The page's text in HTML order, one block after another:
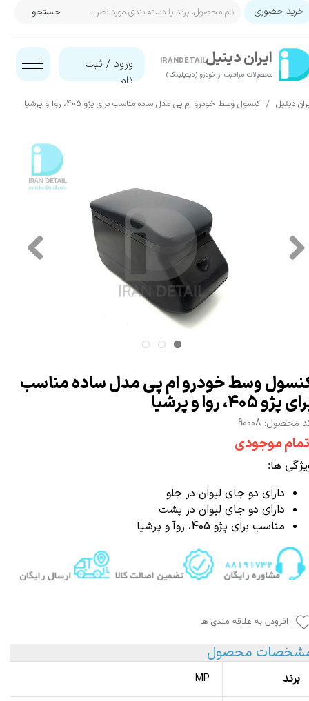
ایران‌ دیتیل
محصولات مراقبت از خودرو (دیتیلینگ)​​​​​​​
IRANDETAIL ورود / ثبت
نام
حساب کاربری من
تغییر گذر واژه
جستجو خرید حضوری
دیتیل کنسول وسط خودرو ام پی مدل ساده مناسب برای پژو 405، روا و پرشیا
وسط خودرو ام پی مدل ساده مناسب
پژو 405، روا و پرشیا
محصول: 90008
موجودی
ها:
دارای دو جای لیوان در جلو
دارای دو جای لیوان در پشت
مناسب برای پژو 405، روآ و پرشیا
افزودن به علاقه مندی ها
محصول
برند MP